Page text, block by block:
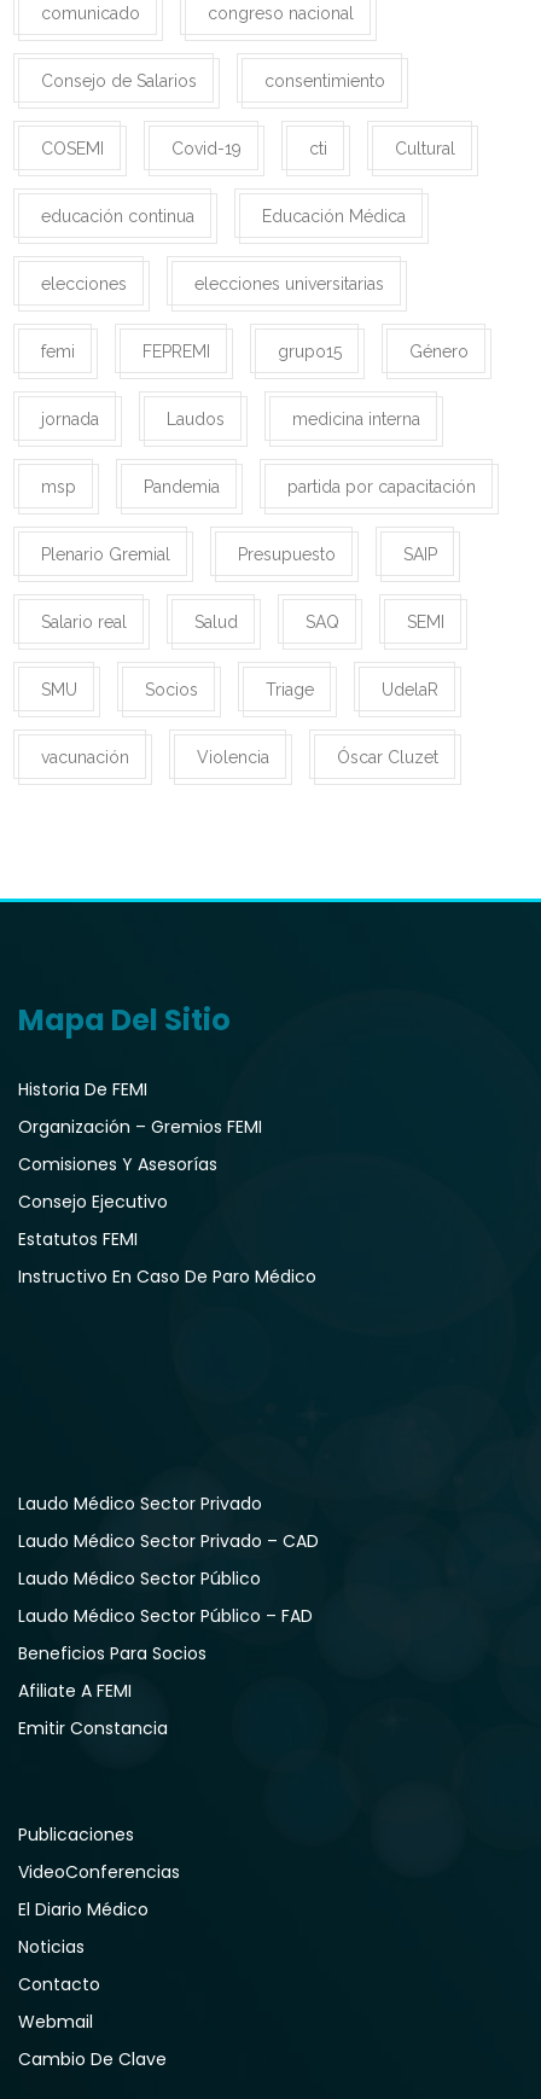
comunicado congreso nacional
Consejo de Salarios consentimiento
COSEMI Covid-19 cti Cultural
educación continua Educación Médica
elecciones elecciones universitarias
femi FEPREMI grupo15 Género
jornada Laudos medicina interna
msp Pandemia partida por capacitación
Plenario Gremial Presupuesto SAIP
Salario real Salud SAQ SEMI
SMU Socios Triage UdelaR
vacunación Violencia Óscar Cluzet
Mapa Del Sitio
Historia De FEMI
Organización – Gremios FEMI
Comisiones Y Asesorías
Consejo Ejecutivo
Estatutos FEMI
Instructivo En Caso De Paro Médico
Laudo Médico Sector Privado
Laudo Médico Sector Privado – CAD
Laudo Médico Sector Público
Laudo Médico Sector Público – FAD
Beneficios Para Socios
Afiliate A FEMI
Emitir Constancia
Publicaciones
VideoConferencias
El Diario Médico
Noticias
Contacto
Webmail
Cambio De Clave